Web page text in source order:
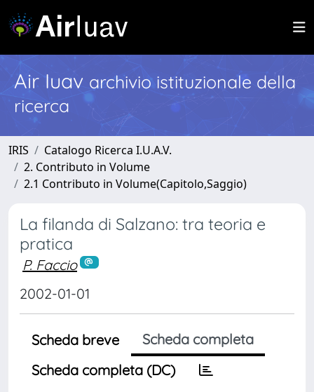
Air Iuav archivio istituzionale della
ricerca
IRIS
Catalogo Ricerca I.U.A.V.
2. Contributo in Volume
2.1 Contributo in Volume(Capitolo,Saggio)
La filanda di Salzano: tra teoria e
pratica
P. Faccio
2002-01-01
Scheda breve
Scheda completa
Scheda completa (DC)